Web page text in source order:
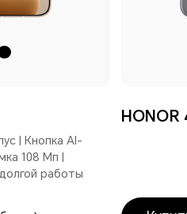
Вельветовый
| Кнопка AI-
108 Мп |
работы
HONOR